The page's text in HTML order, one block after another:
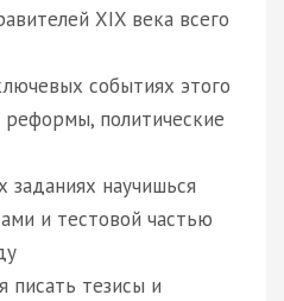
XIX века всего
событиях этого
политические
заданиях научишься
и тестовой частью
писать тезисы и